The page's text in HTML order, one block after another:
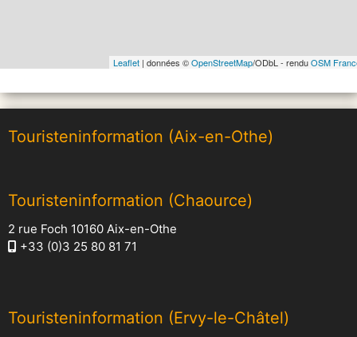
Leaflet | données ©OpenStreetMap/ODbL - renduOSM
Touristeninformation (Aix-en-Othe)
Touristeninformation (Chaource)
2 rue Foch 10160 Aix-en-Othe
+33 (0)3 25 80 81 71
Touristeninformation (Ervy-le-Châtel)